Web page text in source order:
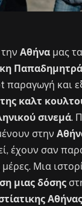
Αθήνα μας
παραγωγή και
καλτ
σινεμά.
στην
έχουν σαν
μέρες. Μια
μιας δόσης
Αθήνας